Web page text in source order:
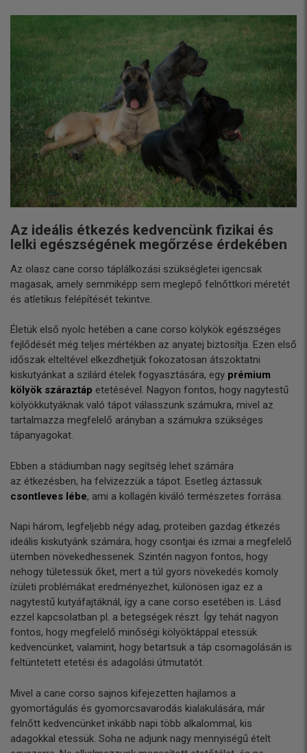
Az ideális étkezés kedvencünk fizikai és
lelki egészségének megőrzése érdekében
Az olasz cane corso táplálkozási szükségletei igencsak
magasak, amely semmiképp sem meglepő felnőttkori méretét
és atletikus felépítését tekintve.
Életük első nyolc hetében a cane corso kölykök egészséges
fejlődését még teljes mértékben az anyatej biztosítja. Ezen első
időszak elteltével elkezdhetjük fokozatosan átszoktatni
kiskutyánkat a szilárd ételek fogyasztására, egy prémium
kölyök száraztáp etetésével. Nagyon fontos, hogy nagytestű
kölyökkutyáknak való tápot válasszunk számukra, mivel az
tartalmazza megfelelő arányban a számukra szükséges
tápanyagokat.
Ebben a stádiumban nagy segítség lehet számára
az étkezésben, ha felvizezzük a tápot. Esetleg áztassuk
csontleves lébe, ami a kollagén kiváló természetes forrása.
Napi három, legfeljebb négy adag, proteiben gazdag étkezés
ideális kiskutyánk számára, hogy csontjai és izmai a megfelelő
ütemben növekedhessenek. Szintén nagyon fontos, hogy
nehogy túletessük őket, mert a túl gyors növekedés komoly
ízületi problémákat eredményezhet, különösen igaz ez a
nagytestű kutyáfajtáknál, így a cane corso esetében is. Lásd
ezzel kapcsolatban pl. a betegségek részt. Így tehát nagyon
fontos, hogy megfelelő minőségi kölyöktáppal etessük
kedvencünket, valamint, hogy betartsuk a táp csomagolásán is
feltüntetett etetési és adagolási útmutatót.
Mivel a cane corso sajnos kifejezetten hajlamos a
gyomortágulás és gyomorcsavarodás kialakulására, már
felnőtt kedvencünket inkább napi több alkalommal, kis
adagokkal etessük. Soha ne adjunk nagy mennyiségű ételt